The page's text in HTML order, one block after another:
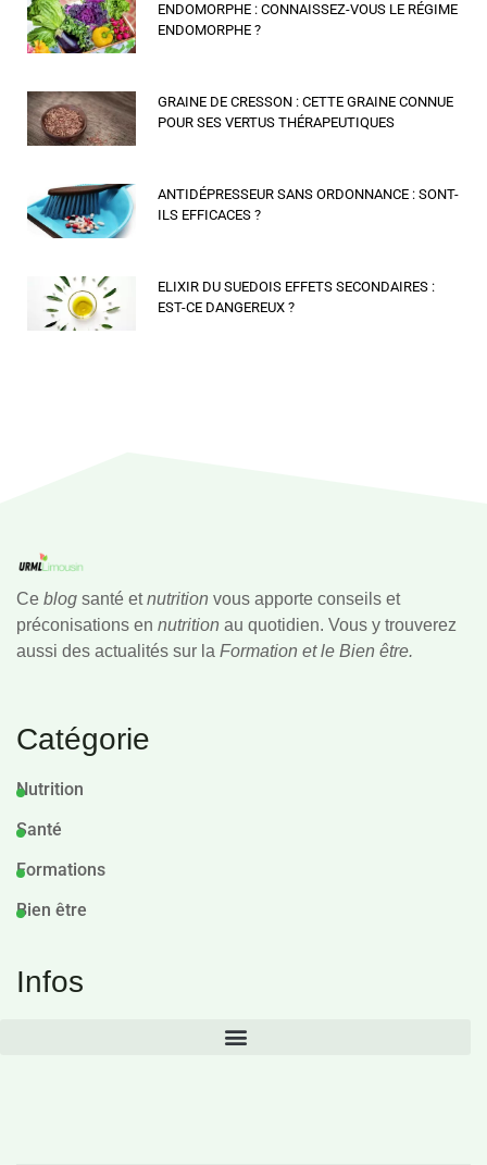
ENDOMORPHE : CONNAISSEZ-VOUS LE RÉGIME
ENDOMORPHE ?
GRAINE DE CRESSON : CETTE GRAINE CONNUE
POUR SES VERTUS THÉRAPEUTIQUES
ANTIDÉPRESSEUR SANS ORDONNANCE : SONT-
ILS EFFICACES ?
ELIXIR DU SUEDOIS EFFETS SECONDAIRES :
EST-CE DANGEREUX ?
Ce blog santé etnutrition vous apporte conseils et
préconisations en nutrition au quotidien. Vous y trouverez
aussi des actualités sur la Formation et le Bien être.
Catégorie
Nutrition
Santé
Formations
Bien être
Infos